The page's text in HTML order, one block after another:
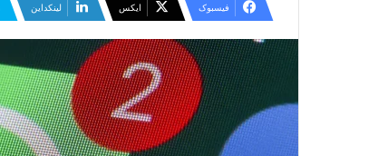
فیسبوک ایکس لینکداین